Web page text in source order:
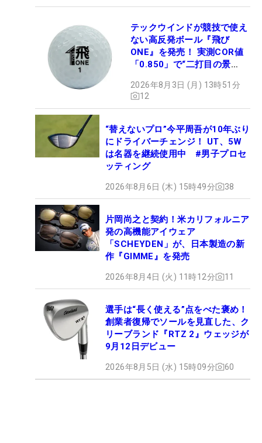
テックウインドが競技で使え
ない高反発ボール『飛び
ONE』を発売！ 実測COR値
「0.850」で“二打目の景
2026年8月3日 (月) 13時51分
12
“替えないプロ”今平周吾が10年ぶり
にドライバーチェンジ！ UT、5W
は名器を継続使用中 #男子プロセ
ッティング
2026年8月6日 (木) 15時49分 38
片岡尚之と契約！米カリフォルニア
発の高機能アイウェア
「SCHEYDEN」が、日本製造の新
作『GIMME』を発売
2026年8月4日 (火) 11時12分 11
選手は“長く使える”点をべた褒め！
創業者復帰でソールを見直した、ク
リーブランド『RTZ 2』ウェッジが
9月12日デビュー
2026年8月5日 (水) 15時09分 60